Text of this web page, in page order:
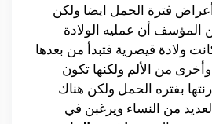
أعراض فترة الحمل ايضا ولكن
المؤسف أن عمليه الولادة
ولادة قيصرية فتبدأ من بعدها
من الألم ولكنها تكون
بفتره الحمل ولكن هناك
من النساء ويرغبن في